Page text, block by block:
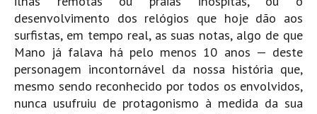
desenvolvimento dos relógios que hoje dão aos
surfistas, em tempo real, as suas notas, algo de que
Mano já falava há pelo menos 10 anos — deste
personagem incontornável da nossa história que,
mesmo sendo reconhecido por todos os envolvidos,
nunca usufruiu de protagonismo à medida da sua